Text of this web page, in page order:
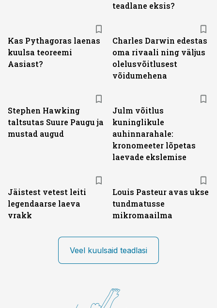
teadlane eksis?
Kas Pythagoras laenas
kuulsa teoreemi
Aasiast?
Charles Darwin edestas
oma rivaali ning väljus
olelusvõitlusest
võidumehena
Stephen Hawking
taltsutas Suure Paugu ja
mustad augud
Julm võitlus
kuninglikule
auhinnarahale:
kronomeeter lõpetas
laevade ekslemise
Jäistest vetest leiti
legendaarse laeva
vrakk
Louis Pasteur avas ukse
tundmatusse
mikromaailma
Veel kuulsaid teadlasi